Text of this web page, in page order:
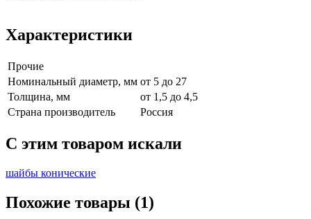
Характеристики
Прочие
Номинальный диаметр, мм от 5 до 27
Толщина, мм
от 1,5 до 4,5
Страна производитель
Россия
C этим товаром искали
шайбы конические
Похожие товары (1)